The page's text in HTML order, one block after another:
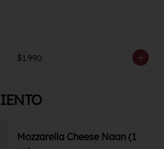
$1.990
Mozzarella Cheese Naan (1